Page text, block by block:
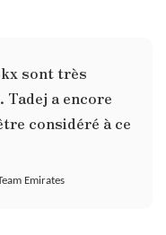
sont très
a encore
considéré à ce
Emirates